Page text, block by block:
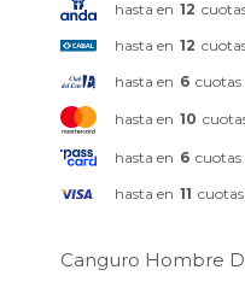
hasta en 12
hasta en 12
hasta en 6 cuotas
hasta en 10
hasta en 6 cuotas
hasta en 11
Canguro Hombre